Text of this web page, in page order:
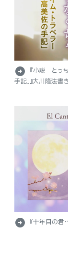
arrow_circle_right
『小説 とっち
手記」』大川隆法書
arrow_circle_right 『十年目の君